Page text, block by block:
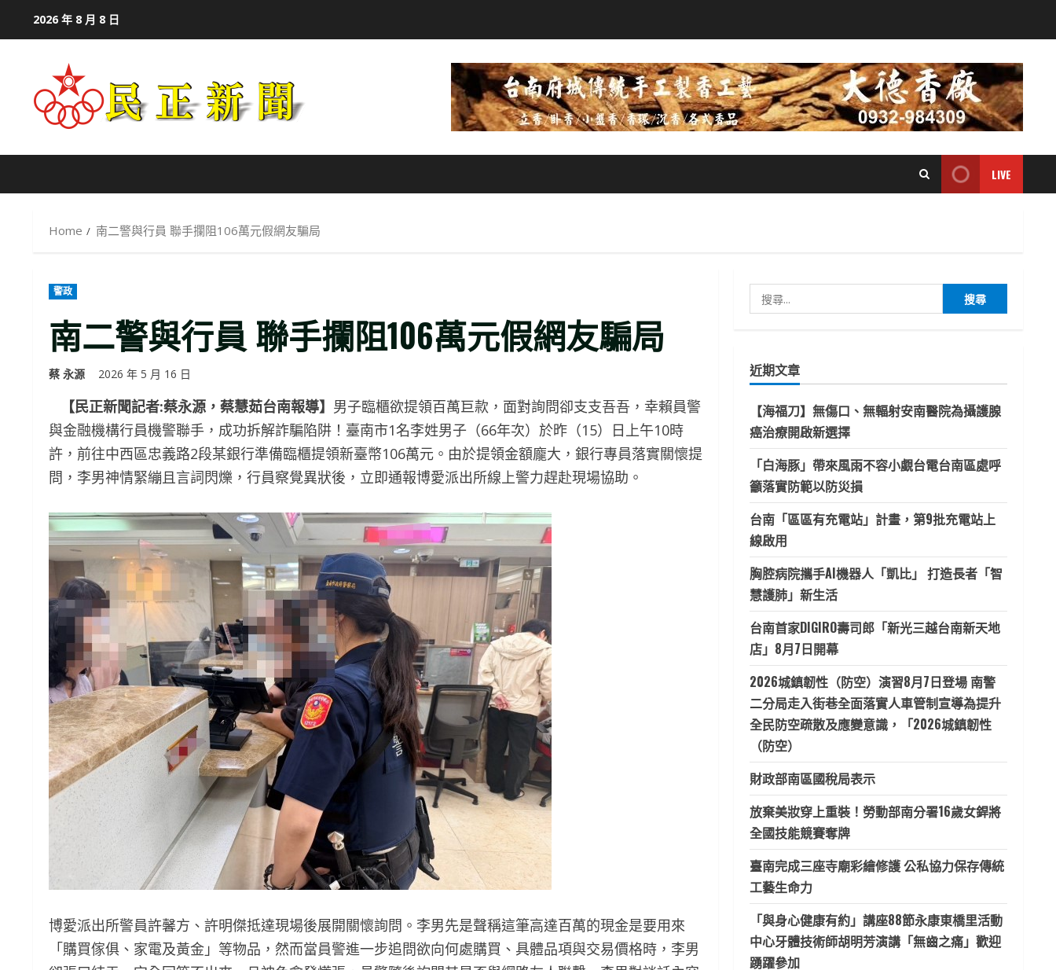
2026 年 8 月 8 日
LIVE
Home 南二警與行員 聯手攔阻106萬元假網友騙局
警政
南二警與行員 聯手攔阻106萬元假網友騙局
蔡 永源 2026 年 5 月 16 日
【民正新聞記者:蔡永源，蔡慧茹台南報導】 男子臨櫃欲提領百萬巨款，面對詢問卻支支吾吾，幸賴員警
與金融機構行員機警聯手，成功拆解詐騙陷阱！臺南市1名李姓男子（66年次）於昨（15）日上午10時
許，前往中西區忠義路2段某銀行準備臨櫃提領新臺幣106萬元。由於提領金額龐大，銀行專員落實關懷提
問，李男神情緊繃且言詞閃爍，行員察覺異狀後，立即通報博愛派出所線上警力趕赴現場協助。
博愛派出所警員許馨方、許明傑抵達現場後展開關懷詢問。李男先是聲稱這筆高達百萬的現金是要用來
「購買傢俱、家電及黃金」等物品，然而當員警進一步追問欲向何處購買、具體品項與交易價格時，李男
尋
字:
近期文章
【海福刀】無傷口、無輻射安南醫院為攝護腺
癌治療開啟新選擇
「白海豚」帶來風雨不容小覷台電台南區處呼
籲落實防範以防災損
台南「區區有充電站」計畫，第9批充電站上
線啟用
胸腔病院攜手AI機器人「凱比」 打造長者「智
慧護肺」新生活
台南首家DIGIRO壽司郎「新光三越台南新天地
店」8月7日開幕
2026城鎮韌性（防空）演習8月7日登場 南警
二分局走入街巷全面落實人車管制宣導為提升
全民防空疏散及應變意識，「2026城鎮韌性
（防空）
財政部南區國稅局表示
放棄美妝穿上重裝！勞動部南分署16歲女銲將
全國技能競賽奪牌
臺南完成三座寺廟彩繪修護 公私協力保存傳統
工藝生命力
「與身心健康有約」講座88節永康東橋里活動
中心牙體技術師胡明芳演講「無齒之痛」歡迎
踴躍參加